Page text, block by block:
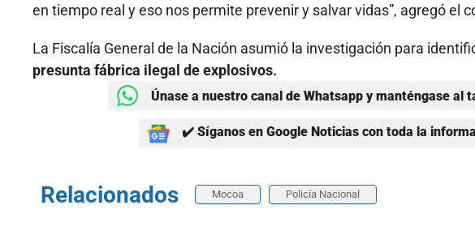
en tiempo real y eso nos permite prevenir y salvar vidas”, agregó el
La Fiscalía General de la Nación asumió la investigación para
presunta fábrica ilegal de explosivos.
Únase a nuestro canal de Whatsapp y manténgase al
✔️ Síganos en Google Noticias con toda la
Relacionados Mocoa Policía Nacional